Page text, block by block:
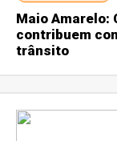
Maio Amarelo:
contribuem
trânsito